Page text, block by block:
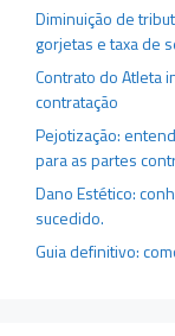
Diminuição de
gorjetas e taxa de
Contrato do Atleta
contratação
Pejotização:
para as partes
Dano Estético:
sucedido.
Guia definitivo: